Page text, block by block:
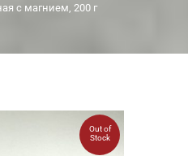
с магнием, 200 г
Out of
Stock